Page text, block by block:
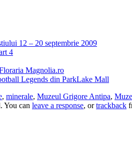
12 – 20 septembrie 2009
4
Magnolia.ro
Legends din ParkLake Mall
, minerale, Muzeul Grigore Antipa,
You can leave a response, ortrackback